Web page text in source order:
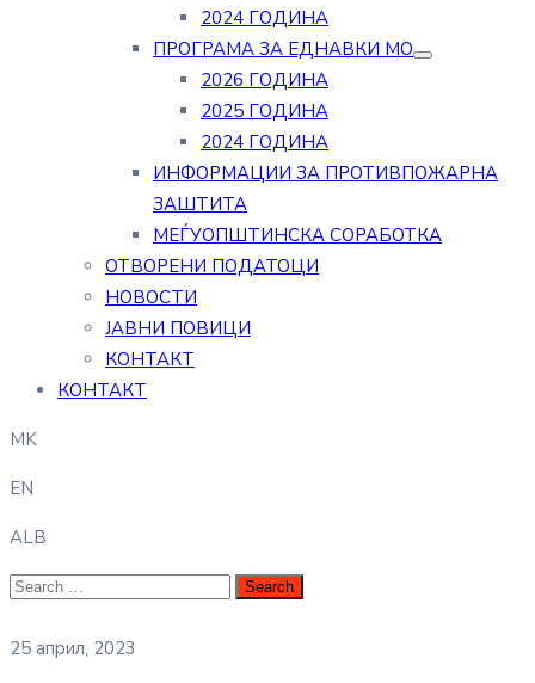
2024 ГОДИНА
ПРОГРАМА ЗА ЕДНАВКИ МО
2026 ГОДИНА
2025 ГОДИНА
2024 ГОДИНА
ИНФОРМАЦИИ ЗА ПРОТИВПОЖАРНА
ЗАШТИТА
МЕЃУОПШТИНСКА СОРАБОТКА
ОТВОРЕНИ ПОДАТОЦИ
НОВОСТИ
ЈАВНИ ПОВИЦИ
КОНТАКТ
КОНТАКТ
MK
EN
ALB
25 април, 2023